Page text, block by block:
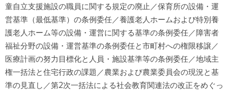
童自立支援施設の職員に関する規定の廃止／保育所の設備・運
営基準（最低基準）の条例委任／養護老人ホームおよび特別養
護老人ホーム等の設備・運営に関する基準の条例委任／障害者
福祉分野の設備・運営基準の条例委任と市町村への権限移譲／
医療計画の努力目標化と人員・施設基準等の条例委任／地域主
権一括法と住宅行政の課題／農業および農業委員会の現況と基
準の見直し／第2次一括法による社会教育関連法の改正をめぐっ